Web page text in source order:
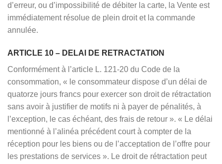
d’erreur, ou d’impossibilité de débiter la carte, la Vente est
immédiatement résolue de plein droit et la commande
annulée.
ARTICLE 10 – DELAI DE RETRACTATION
Conformément à l’article L. 121-20 du Code de la
consommation, « le consommateur dispose d’un délai de
quatorze jours francs pour exercer son droit de rétractation
sans avoir à justifier de motifs ni à payer de pénalités, à
l’exception, le cas échéant, des frais de retour ». « Le délai
mentionné à l’alinéa précédent court à compter de la
réception pour les biens ou de l’acceptation de l’offre pour
les prestations de services ». Le droit de rétractation peut